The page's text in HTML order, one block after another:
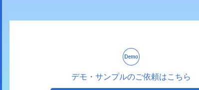
デモ・サンプルのご依頼はこちら